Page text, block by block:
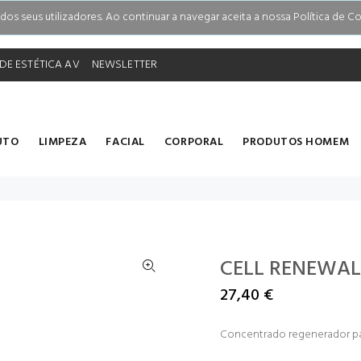
seus utilizadores. Ao continuar a navegar aceita a nossa Política de
ESTÉTICA AV NEWSLETTER
LIMPEZA FACIAL CORPORAL PRODUTOS HOMEM
CELL RENEWAL
27,40 €
Concentrado regenerador